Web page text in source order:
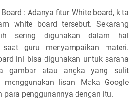
: Adanya fitur White board, kita
white board tersebut. Sekarang
sering digunakan dalam hal
guru menyampaikan materi.
ini bisa digunakan untuk sarana
gambar atau angka yang sulit
menggunakan lisan. Maka Google
para penggunannya dengan itu.